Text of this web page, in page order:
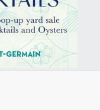
Ota